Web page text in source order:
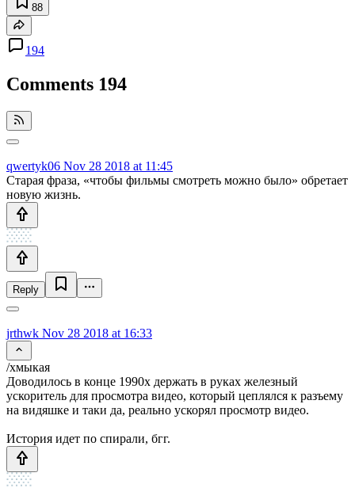
88
194
Comments 194
qwertyk06 Nov 28 2018 at 11:45
Старая фраза, «чтобы фильмы смотреть можно было» обретает
новую жизнь.
Reply
jrthwk Nov 28 2018 at 16:33
/хмыкая
Доводилось в конце 1990х держать в руках железный
ускоритель для просмотра видео, который цеплялся к разъему
на видяшке и таки да, реально ускорял просмотр видео.
История идет по спирали, бгг.